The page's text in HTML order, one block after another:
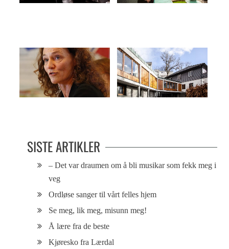
SISTE ARTIKLER
– Det var draumen om å bli musikar som fekk meg i
veg
Ordløse sanger til vårt felles hjem
Se meg, lik meg, misunn meg!
Å lære fra de beste
Kjøresko fra Lærdal